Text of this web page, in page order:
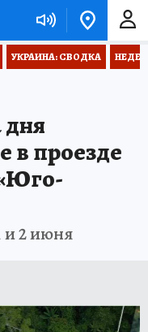
УКРАИНА: СВОДКА
в проезде
и 2 июня